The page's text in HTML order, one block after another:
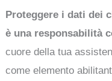
Proteggere i dati dei
è una responsabilità
cuore della tua
come elemento